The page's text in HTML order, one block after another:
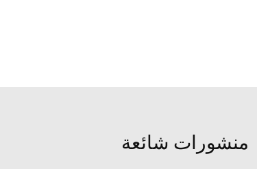
منشورات شائعة